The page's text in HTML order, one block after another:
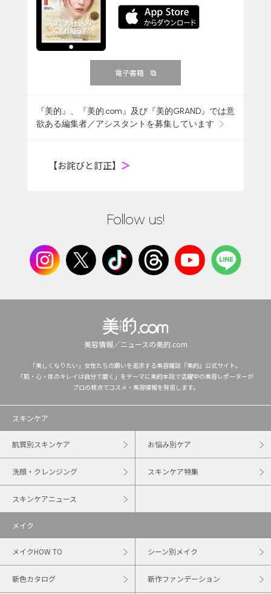
電子書籍
『美的』、『美的.com』及び『美的GRAND』では意
欲ある編集者／アシスタントを募集しています
【お詫びと訂正】 ＞
Follow us!
美容情報／ニュースの美的.com
「美しくなりたい」女性たちの願いを追求する美容雑誌『美的』公式サイト。
「肌・心・体のキレイは自分で磨く」をテーマに美的本誌で活躍中の美容レポーターが
プロの視点でコスメ・美容情報を発信します。
スキンケア
肌質別スキンケア お悩み別ケア
洗顔・クレンジング スキンケア特集
スキンケアニュース
メイク
メイクHOW TO シーン別メイク
新色カタログ 新作ファンデーション